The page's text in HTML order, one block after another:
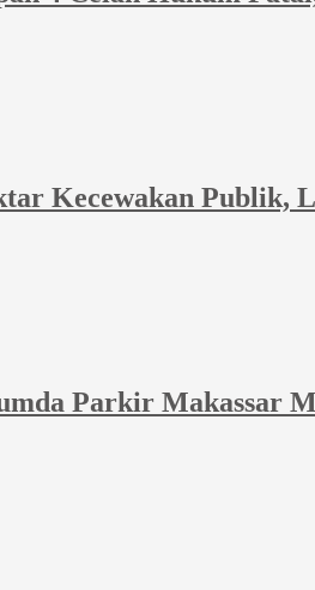
Kecewakan Publik,
Parkir Makassar